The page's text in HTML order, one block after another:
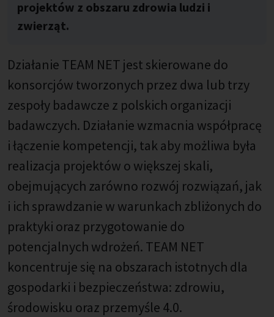
projektów z obszaru zdrowia ludzi i
zwierząt.
Działanie TEAM NET jest skierowane do
konsorcjów tworzonych przez dwa lub trzy
zespoły badawcze z polskich organizacji
badawczych. Działanie wzmacnia współpracę
i łączenie kompetencji, tak aby możliwa była
realizacja projektów o większej skali,
obejmujących zarówno rozwój rozwiązań, jak
i ich sprawdzanie w warunkach zbliżonych do
praktyki oraz przygotowanie do
potencjalnych wdrożeń. TEAM NET
koncentruje się na obszarach istotnych dla
gospodarki i bezpieczeństwa: zdrowiu,
środowisku oraz przemyśle 4.0.